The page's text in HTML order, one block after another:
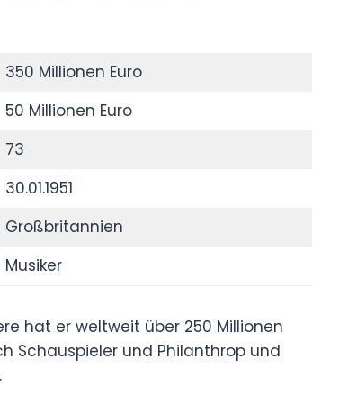
350 Millionen Euro
50 Millionen Euro
73
30.01.1951
Großbritannien
Musiker
hat er weltweit über 250 Millionen
Schauspieler und Philanthrop und